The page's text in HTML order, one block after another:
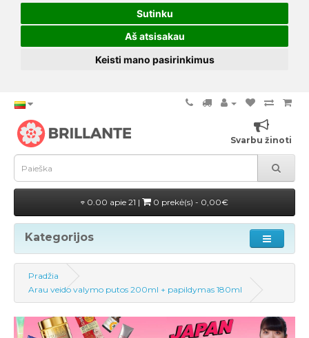
Sutinku
Aš atsisakau
Keisti mano pasirinkimus
Svarbu žinoti
0.00 apie 21 | 0 prekė(s) - 0,00€
Kategorijos
Pradžia
Arau veido valymo putos 200ml + papildymas 180ml